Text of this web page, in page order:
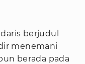
berjudul
menemani
berada pada